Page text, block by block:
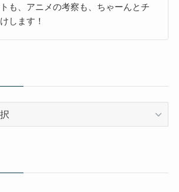
も、アニメの考察も、ちゃーんとチ
します！